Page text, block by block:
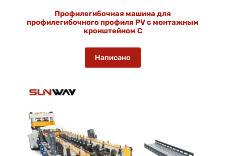
Профилегибочная машина для
профилегибочного профиля PV с монтажным
кронштейном C
Написано